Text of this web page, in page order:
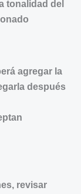
tonalidad del
agregar la
después
revisar